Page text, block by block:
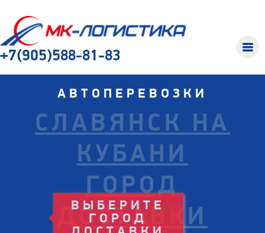
+7(905)588-81-83
АВТОПЕРЕВОЗКИ
СЛАВЯНСК НА
КУБАНИ
ГОРОД
ДОСТАВКИ